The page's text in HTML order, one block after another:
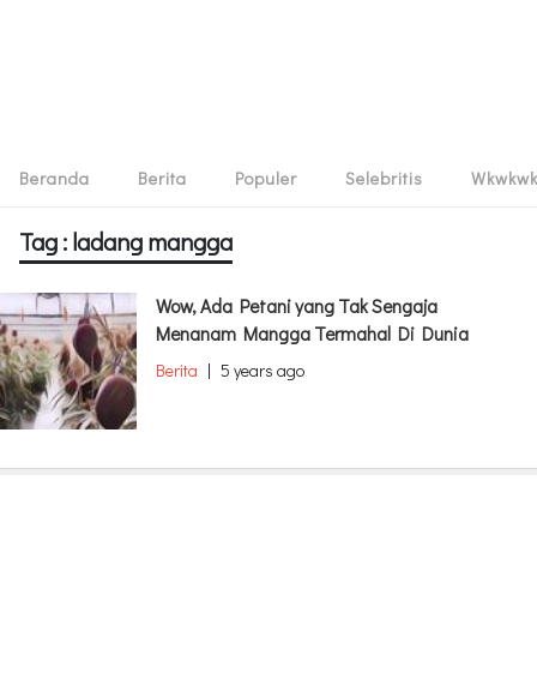
Beranda Berita Populer Selebritis Wkwkwk
Tag : ladang mangga
Wow, Ada Petani yang Tak Sengaja
Menanam Mangga Termahal Di Dunia
Berita | 5 years ago